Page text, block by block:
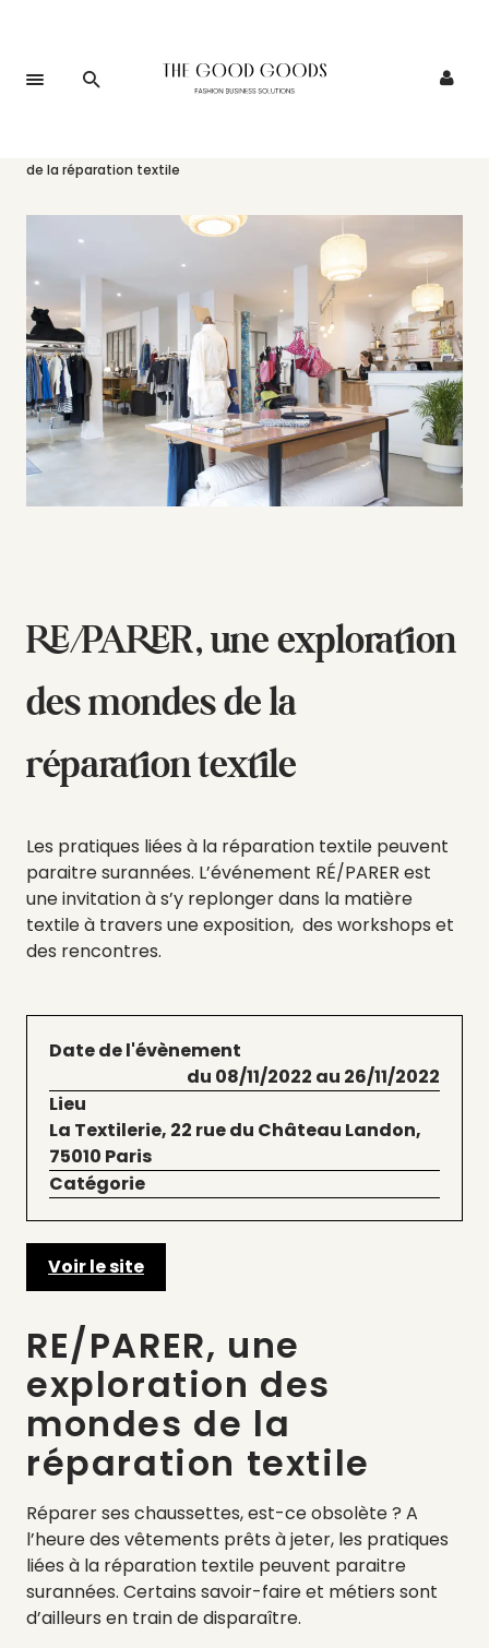
de la réparation textile
RE/PARER, une exploration
des mondes de la
réparation textile
Les pratiques liées à la réparation textile peuvent
paraitre surannées. L’événement RÉ/PARER est
une invitation à s’y replonger dans la matière
textile à travers une exposition, des workshops et
des rencontres.
Date de l'évènement
du 08/11/2022 au 26/11/2022
Lieu
La Textilerie, 22 rue du Château Landon,
75010 Paris
Catégorie
Voir le site
RE/PARER, une
exploration des
mondes de la
réparation textile
Réparer ses chaussettes, est-ce obsolète ? A
l’heure des vêtements prêts à jeter, les pratiques
liées à la réparation textile peuvent paraitre
surannées. Certains savoir-faire et métiers sont
d’ailleurs en train de disparaître.